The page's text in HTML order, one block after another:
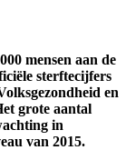
mensen aan de
sterftecijfers
en
grote aantal
in
van 2015.